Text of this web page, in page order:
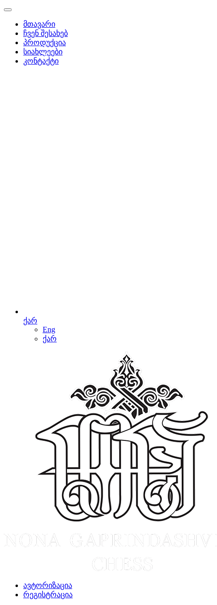
მთავარი
ჩვენ შესახებ
პროდუქცია
სიახლეები
კონტაქტი
ქარ
Eng
ქარ
ავტორიზაცია
რეგისტრაცია